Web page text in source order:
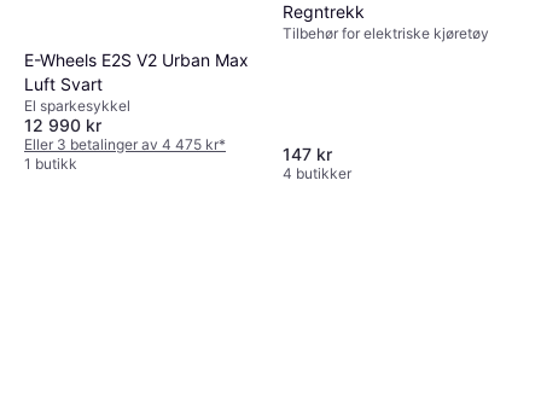
E-Wheels E2S V2 Urban Max
Luft Svart
El sparkesykkel
12 990 kr
Eller 3 betalinger av 4 475 kr*
1 butikk
Regntrekk
Tilbehør for elektriske kjøretøy
147 kr
4 butikker